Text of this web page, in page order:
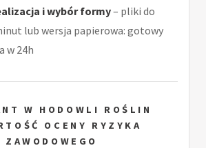
i wybór formy– pliki do
lub wersja papierowa: gotowy
w 24h
W HODOWLI ROŚLIN
OCENY RYZYKA
ZAWODOWEGO